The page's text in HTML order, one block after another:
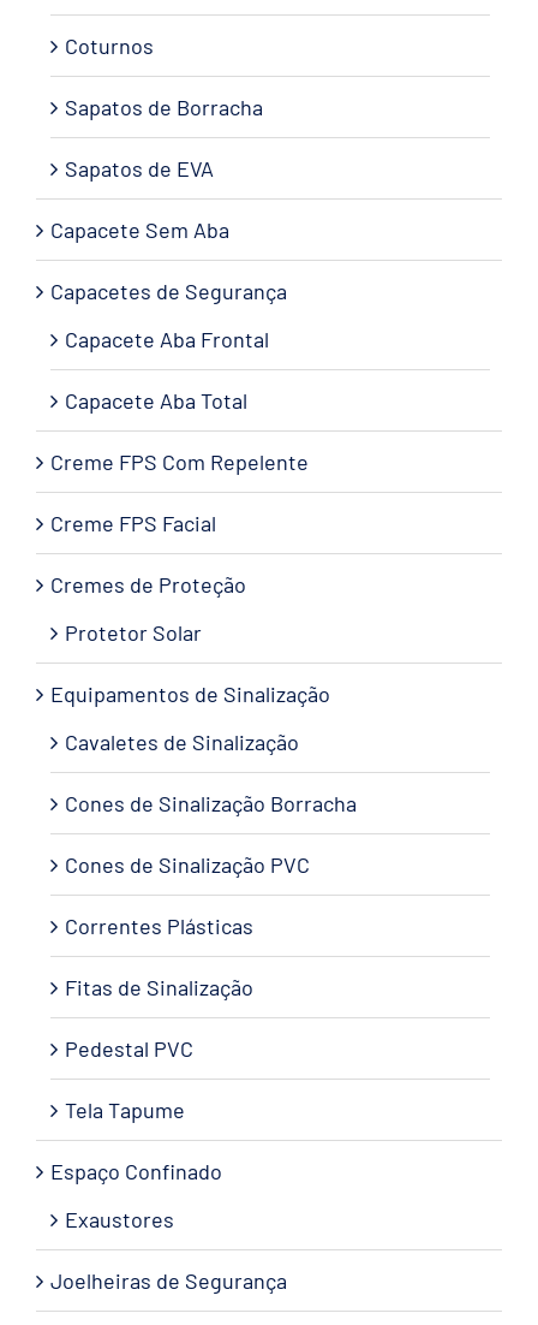
Coturnos
Sapatos de Borracha
Sapatos de EVA
Capacete Sem Aba
Capacetes de Segurança
Capacete Aba Frontal
Capacete Aba Total
Creme FPS Com Repelente
Creme FPS Facial
Cremes de Proteção
Protetor Solar
Equipamentos de Sinalização
Cavaletes de Sinalização
Cones de Sinalização Borracha
Cones de Sinalização PVC
Correntes Plásticas
Fitas de Sinalização
Pedestal PVC
Tela Tapume
Espaço Confinado
Exaustores
Joelheiras de Segurança